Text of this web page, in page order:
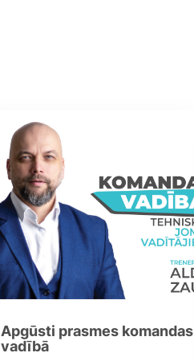
Apgūsti prasmes komandas
vadībā